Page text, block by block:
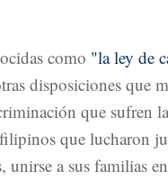
como "la ley de
disposiciones que
que sufren
que lucharon
a sus familias